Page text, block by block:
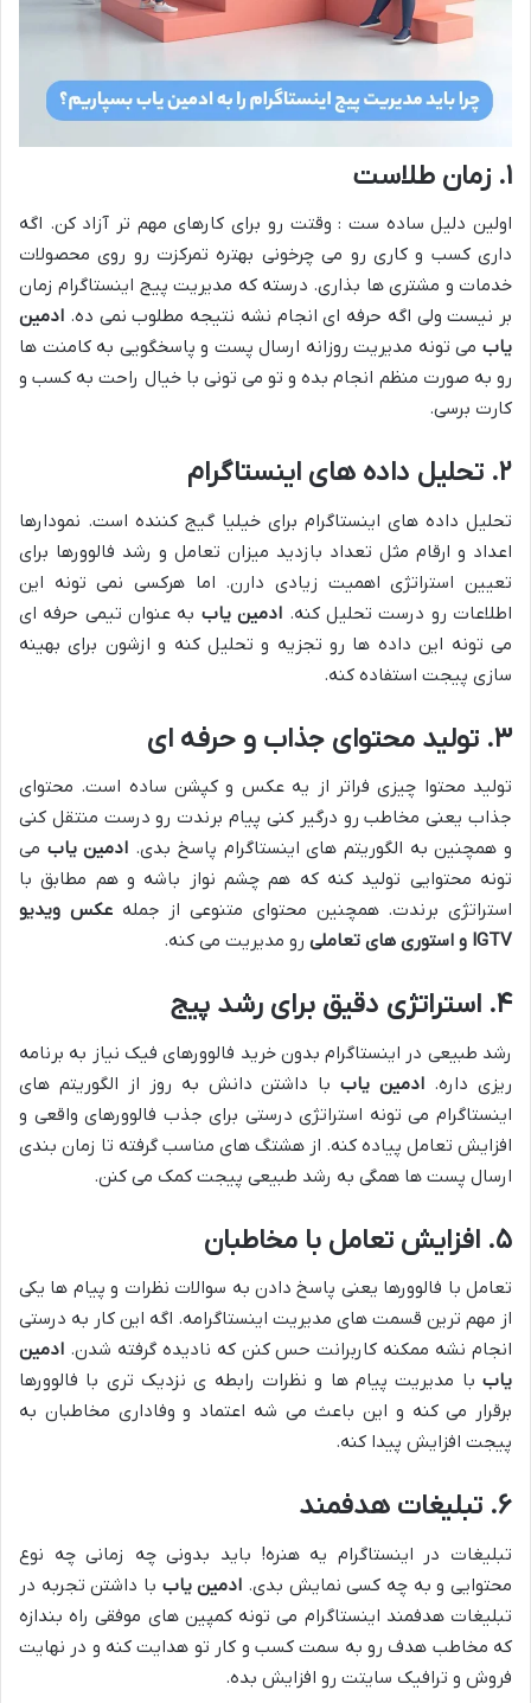
۱. زمان طلاست
اولین دلیل ساده ست : وقتت رو برای کارهای مهم تر آزاد کن. اگه
داری کسب و کاری رو می چرخونی بهتره تمرکزت رو روی محصولات
خدمات و مشتری ها بذاری. درسته که مدیریت پیج اینستاگرام زمان
بر نیست ولی اگه حرفه ای انجام نشه نتیجه مطلوب نمی ده. ادمین
یاب می تونه مدیریت روزانه ارسال پست و پاسخگویی به کامنت ها
رو به صورت منظم انجام بده و تو می تونی با خیال راحت به کسب و
کارت برسی.
۲. تحلیل داده های اینستاگرام
تحلیل داده های اینستاگرام برای خیلیا گیج کننده است. نمودارها
اعداد و ارقام مثل تعداد بازدید میزان تعامل و رشد فالوورها برای
تعیین استراتژی اهمیت زیادی دارن. اما هرکسی نمی تونه این
اطلاعات رو درست تحلیل کنه. ادمین یاب به عنوان تیمی حرفه ای
می تونه این داده ها رو تجزیه و تحلیل کنه و ازشون برای بهینه
سازی پیجت استفاده کنه.
۳. تولید محتوای جذاب و حرفه ای
تولید محتوا چیزی فراتر از یه عکس و کپشن ساده است. محتوای
جذاب یعنی مخاطب رو درگیر کنی پیام برندت رو درست منتقل کنی
و همچنین به الگوریتم های اینستاگرام پاسخ بدی. ادمین یاب می
تونه محتوایی تولید کنه که هم چشم نواز باشه و هم مطابق با
استراتژی برندت. همچنین محتوای متنوعی از جملهعکس ویدیو
IGTV و استوری های تعاملی رو مدیریت می کنه.
۴. استراتژی دقیق برای رشد پیج
رشد طبیعی در اینستاگرام بدون خرید فالوورهای فیک نیاز به برنامه
ریزی داره. ادمین یاببا داشتن دانش به روز از الگوریتم های
اینستاگرام می تونه استراتژی درستی برای جذب فالوورهای واقعی و
افزایش تعامل پیاده کنه. از هشتگ های مناسب گرفته تا زمان بندی
ارسال پست ها همگی به رشد طبیعی پیجت کمک می کنن.
۵. افزایش تعامل با مخاطبان
تعامل با فالوورها یعنی پاسخ دادن به سوالات نظرات و پیام ها یکی
از مهم ترین قسمت های مدیریت اینستاگرامه. اگه این کار به درستی
انجام نشه ممکنه کاربرانت حس کنن که نادیده گرفته شدن. ادمین
یاب با مدیریت پیام ها و نظرات رابطه ی نزدیک تری با فالوورها
برقرار می کنه و این باعث می شه اعتماد و وفاداری مخاطبان به
پیجت افزایش پیدا کنه.
۶. تبلیغات هدفمند
تبلیغات در اینستاگرام یه هنره! باید بدونی چه زمانی چه نوع
محتوایی و به چه کسی نمایش بدی. ادمین یاب با داشتن تجربه در
تبلیغات هدفمند اینستاگرام می تونه کمپین های موفقی راه بندازه
که مخاطب هدف رو به سمت کسب و کار تو هدایت کنه و در نهایت
فروش و ترافیک سایتت رو افزایش بده.